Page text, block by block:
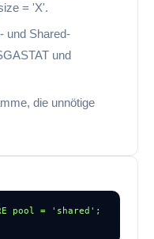
= 'X'.
und Shared-
und
die unnötige
pool = 'shared';